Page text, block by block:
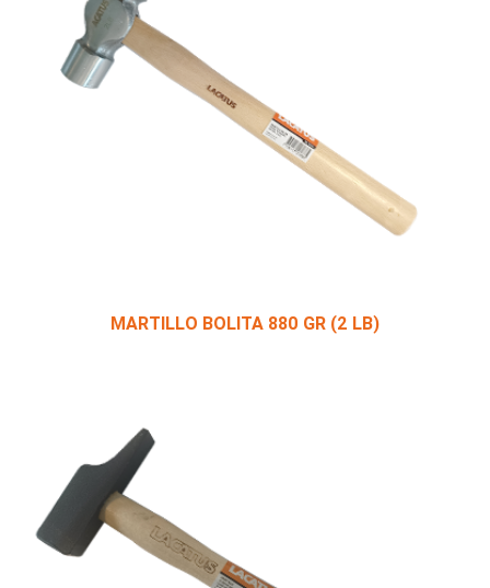
MARTILLO BOLITA 880 GR (2 LB)